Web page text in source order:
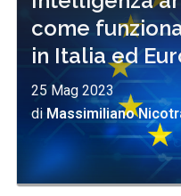
come
in Italia ed
25 Mag 2023
di Massimiliano